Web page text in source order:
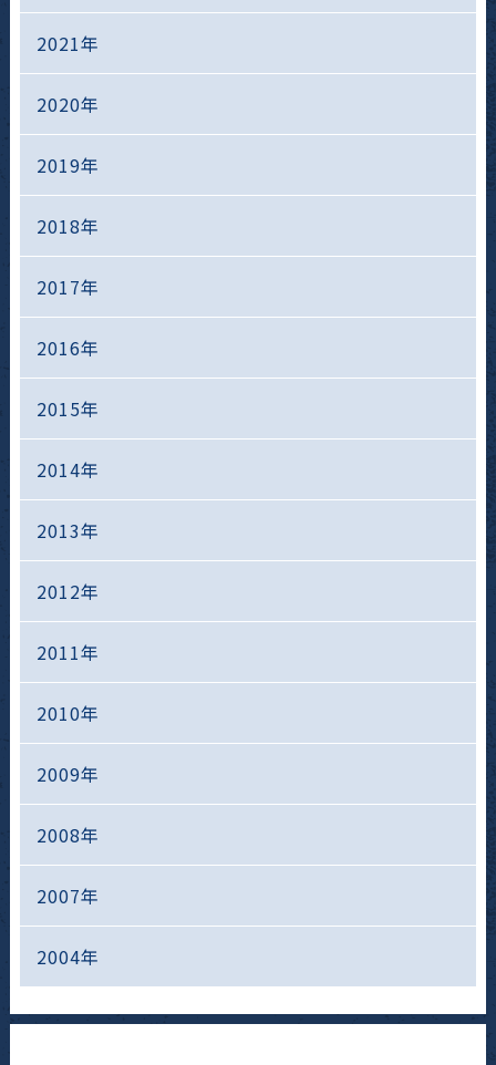
2021年
2020年
2019年
2018年
2017年
2016年
2015年
2014年
2013年
2012年
2011年
2010年
2009年
2008年
2007年
2004年